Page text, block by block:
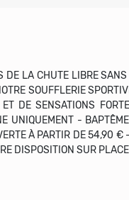
DE LA CHUTE LIBRE
SOUFFLERIE
DE SENSATIONS
UNIQUEMENT -
À PARTIR DE 54,90
DISPOSITION SUR